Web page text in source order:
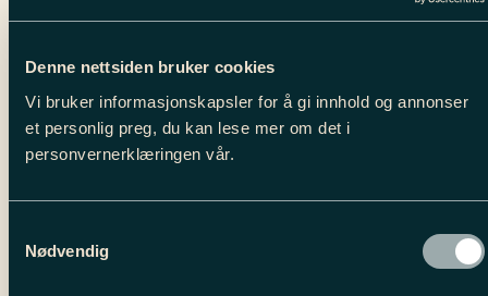
Denne nettsiden bruker cookies
Vi bruker informasjonskapsler for å gi innhold og annonser
et personlig preg, du kan lese mer om det i
personvernerklæringen vår.
Nødvendig
BESKRIVELSE
Tilleggsinformasjon